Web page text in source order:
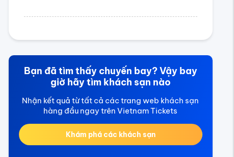
Bạn đã tìm thấy chuyến bay? Vậy bay
giờ hãy tìm khách sạn nào
Nhận kết quả từ tất cả các trang web khách sạn
hàng đầu ngay trên Vietnam Tickets
Khám phá các khách sạn